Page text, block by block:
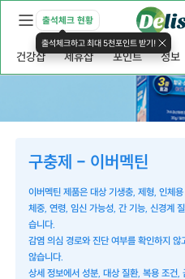
출석체크 현황
출석체크하고 최대 5천포인트 받기!
건강샵 제휴샵 포인트 정보
구충제 - 이버멕틴
이버멕틴 제품은 대상 기생충, 제형, 인체
체중, 연령, 임신 가능성, 간 기능, 신경계
습니다.
감염 의심 경로와 진단 여부를 확인하지
않습니다.
상세 정보에서 성분, 대상 질환, 복용 조건,